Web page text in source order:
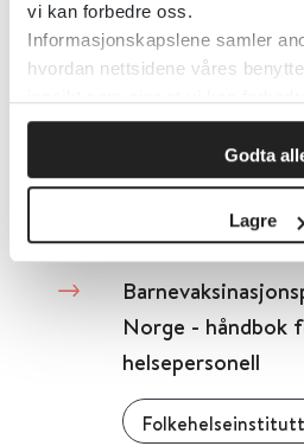
vi kan forbedre oss.
Informasjonskapslene samler
hvordan nettsidene våres
Godta
Lagre
Norge. Rapport
Norge - håndbok
helsepersonell